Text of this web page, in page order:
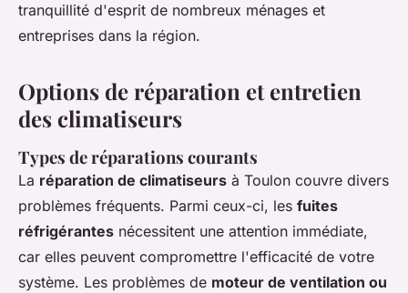
tranquillité d'esprit de nombreux ménages et
entreprises dans la région.
Options de réparation et entretien
des climatiseurs
Types de réparations courants
La réparation de climatiseurs à Toulon couvre divers
problèmes fréquents. Parmi ceux-ci, les fuites
réfrigérantes nécessitent une attention immédiate,
car elles peuvent compromettre l'efficacité de votre
système. Les problèmes de moteur de ventilation ou